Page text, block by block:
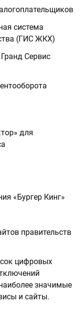
система
(ГИС ЖКХ)
Сервис
для
«Бургер Кинг»
правительств
цифровых
значимые
и сайты.